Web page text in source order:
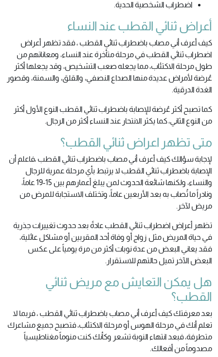
اضطراب الشخصية الحدية.
أعراض ثنائي القطب عند النساء
كيف أعرف أني مصاب باضطراب ثنائي القطب ، فقد تظهر أعراض
اضطراب ثنائي القطب في مرحلة متأخرة عند النساء، ومعاناتهم من
طول مرحلة الاكتئاب، مما يجعله صعب التشخيص، وقد يجعلها أكثر
عُرضة لأمراض عديدة منها الصداع النصفي، والقلق، والسمنة، وقصور
الغدة الدرقية.
كما تصبح أكثر عُرضة للإصابة باضطراب ثنائي القطب النوع الأول أكثر
من النوع الثاني، كما يكثر الانتحار عند النساء أكثر من الرجال.
متى تظهر اعراض ثنائي القطب؟
لإجابة سؤالك كيف أعرف أني مصاب باضطراب ثنائي القطب ،فاعلم أن
الإصابة باضطراب ثنائي القطب لا يرتبط بأي مرحلة عمرية للرجال
والنساء، ولكنها شائعة الحدوث لمن يبلغ أعمارهم بين 15-19 عاماً،
ونادراً ما تُصاب به بعد الأربعين عاماً، وتختلف الاستجابة للمرض من
مريض لآخر.
تظهر أعراض اضطراب ثنائي القطب عادةً بعد حدوث تغييرات جذرية
في حياة المريض مثل زواج أو وفاة أحد المقربين أو مشاكل عائلية،
فقد يعاني البعض من عدة نوبات أكثر من مرة يومياً على عكس
البعض الآخر تميل حالتهم للاستقرار.
هل يمكن التعايش مع مريض ثنائي
القطب؟
بعد معرفتك كيف أعرف أني مصاب باضطراب ثنائي القطب ، فربما لا
تعلم أنك في مرحلة الهوس أو مرحلة الاكتئاب، فتصبح جميع مشاعرك
متطرفة، فبعد انتهاء النوبة تشعر وكأنك كنت منوماً مغناطيسياً
مصدوماً من أفعالك.